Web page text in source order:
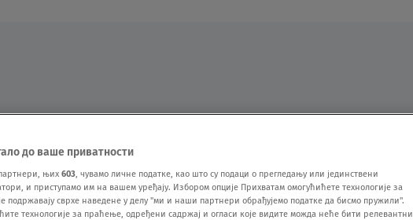
Oglas
до ваше приватности
њих 603, чувамо личне податке, као што су подаци о прегледању или јединствени
и приступамо им на вашем уређају. Избором опције Прихватам омогућићете технологије за
подржавају сврхе наведене у делу "ми и наши партнери обрађујемо податке да бисмо пружили".
технологије за праћење, одређени садржај и огласи које видите можда неће бити релевантни